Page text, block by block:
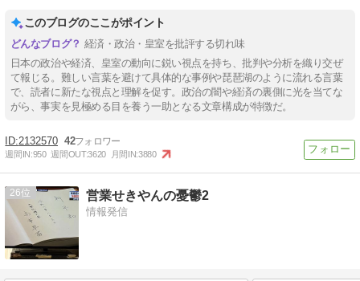
このブログのここがポイント
経済・政治・皇室を批評する切れ味
日本の政治や経済、皇室の動向に鋭い視点を持ち、批判や分析を織り交ぜ
て報じる。難しい言葉を避けて具体的な事例や琵琶湖のように流れる言葉
で、読者に新たな視点と理解を促す。政治の闇や経済の裏側に光を当てな
がら、事実を見極める目を養う一助となる文章構成が特徴だ。
2132570 42
週間IN:950 週間OUT:3620 月間IN:3880
26 営業せきやんの憂鬱2
情報発信